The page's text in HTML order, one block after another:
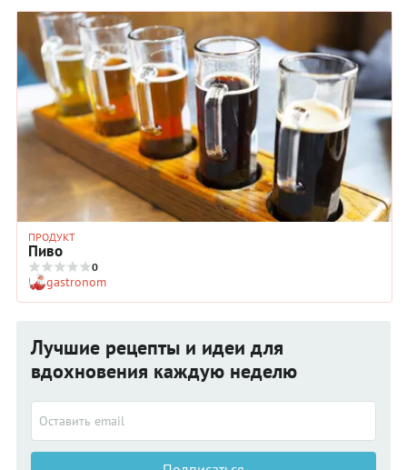
ПРОДУКТ
Пиво
0
gastronom
Лучшие рецепты и идеи для
вдохновения каждую неделю